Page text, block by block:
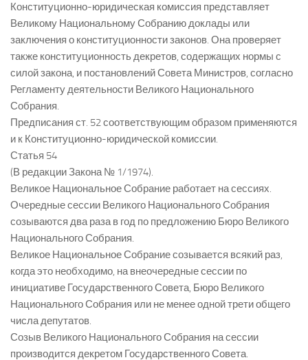
Конституционно-юридическая комиссия представляет
Великому Национальному Собранию доклады или
заключения о конституционности законов. Она проверяет
также конституционность декретов, содержащих нормы с
силой закона, и постановлений Совета Министров, согласно
Регламенту деятельности Великого Национального
Собрания.
Предписания ст. 52 соответствующим образом применяются
и к Конституционно-юридической комиссии.
Статья 54
(В редакции Закона № 1/1974).
Великое Национальное Собрание работает на сессиях.
Очередные сессии Великого Национального Собрания
созываются два раза в год по предложению Бюро Великого
Национального Собрания.
Великое Национальное Собрание созывается всякий раз,
когда это необходимо, на внеочередные сессии по
инициативе Государственного Совета, Бюро Великого
Национального Собрания или не менее одной трети общего
числа депутатов.
Созыв Великого Национального Собрания на сессии
производится декретом Государственного Совета.